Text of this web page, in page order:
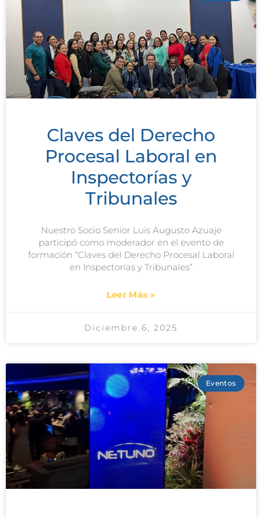
Claves del Derecho
Procesal Laboral en
Inspectorías y
Tribunales
Nuestro Socio Senior Luis Augusto Azuaje
participó como moderador en el evento de
formación “Claves del Derecho Procesal Laboral
en Inspectorías y Tribunales”
Leer Más »
Diciembre 6, 2025
Eventos